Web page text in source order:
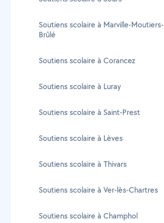
Soutiens scolaire à Marville-Moutiers-
Brûlé
Soutiens scolaire à Corancez
Soutiens scolaire à Luray
Soutiens scolaire à Saint-Prest
Soutiens scolaire à Lèves
Soutiens scolaire à Thivars
Soutiens scolaire à Ver-lès-Chartres
Soutiens scolaire à Champhol